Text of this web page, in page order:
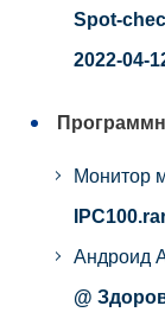
Spot-
2022-04-
Монитор
Андроид
@